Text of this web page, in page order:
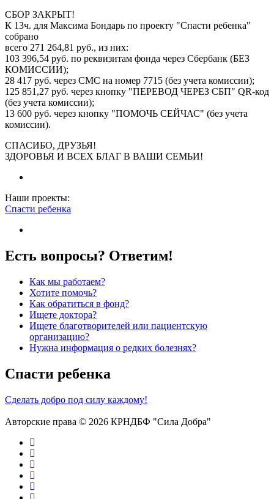
СБОР ЗАКРЫТ!
К 13ч. для Максима Бондарь по проекту "Спасти ребенка"
собрано
всего 271 264,81 руб., из них:
103 396,54 руб. по реквизитам фонда через Сбербанк (БЕЗ
КОМИССИИ);
28 417 руб. через СМС на номер 7715 (без учета комиссии);
125 851,27 руб. через кнопку "ПЕРЕВОД ЧЕРЕЗ СБП" QR-код
(без учета комиссии);
13 600 руб. через кнопку "ПОМОЧЬ СЕЙЧАС" (без учета
комиссии).
СПАСИБО, ДРУЗЬЯ!
ЗДОРОВЬЯ И ВСЕХ БЛАГ В ВАШИ СЕМЬИ!
Наши проекты:
Спасти ребенка
Есть вопросы? Ответим!
Как мы работаем?
Хотите помочь?
Как обратиться в фонд?
Ищете доктора?
Ищете благотворителей или пациентскую
организацию?
Нужна информация о редких болезнях?
Спасти ребенка
Сделать добро под силу каждому!
Авторские права © 2026 КРНДБФ "Сила Добра"